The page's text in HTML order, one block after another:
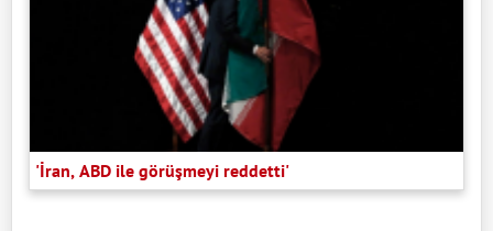
'İran, ABD ile görüşmeyi reddetti'